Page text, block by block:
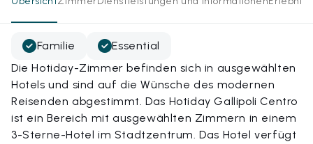
Familie
Essential
Die Hotiday-Zimmer befinden sich in ausgewählten
Hotels und sind auf die Wünsche des modernen
Reisenden abgestimmt. Das Hotiday Gallipoli Centro
ist ein Bereich mit ausgewählten Zimmern in einem
3-Sterne-Hotel im Stadtzentrum. Das Hotel verfügt